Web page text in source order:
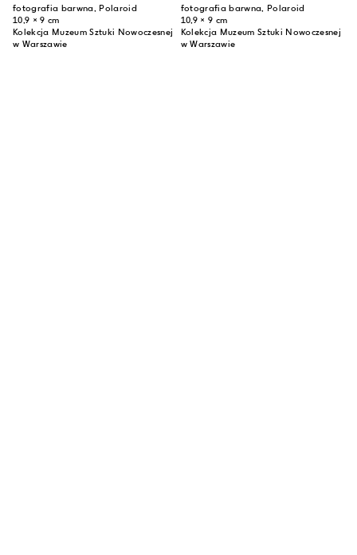
fotografia barwna, Polaroid
10,9 × 9 cm
Kolekcja Muzeum Sztuki Nowoczesnej
w Warszawie
fotografia barwna, Polaroid
10,9 × 9 cm
Kolekcja Muzeum Sztuki Nowoczesnej
w Warszawie